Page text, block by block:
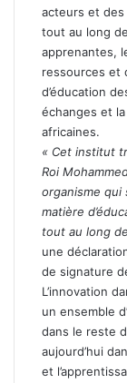
acteurs et des
tout au long
apprenantes,
ressources et
d’éducation
échanges et
africaines.
« Cet institut
Roi
organisme qui
matière
tout au long
une
de signature
L’innovation
un ensemble
dans le reste
aujourd’hui
et